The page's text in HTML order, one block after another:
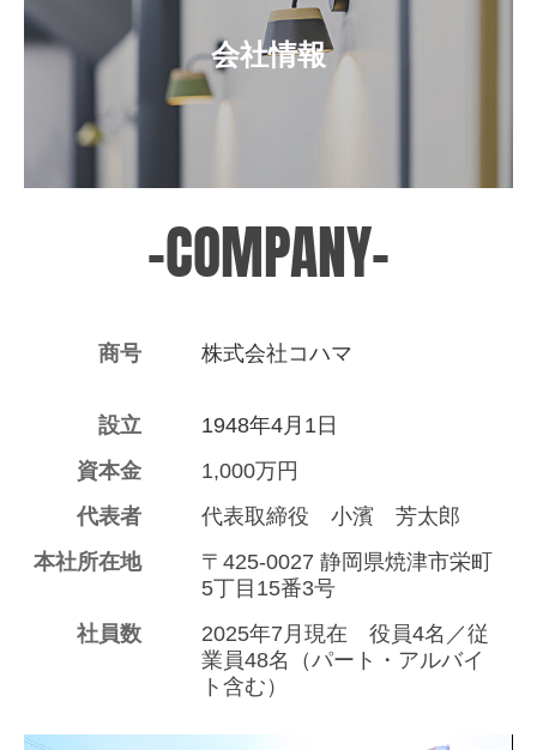
会社情報
-COMPANY-
商号 株式会社コハマ
設立
1948年4月1日
資本金
1,000万円
代表者
代表取締役 小濱 芳太郎
本社所在地
〒425-0027 静岡県焼津市栄町
5丁目15番3号
社員数
2025年7月現在 役員4名／従
業員48名（パート・アルバイ
ト含む）